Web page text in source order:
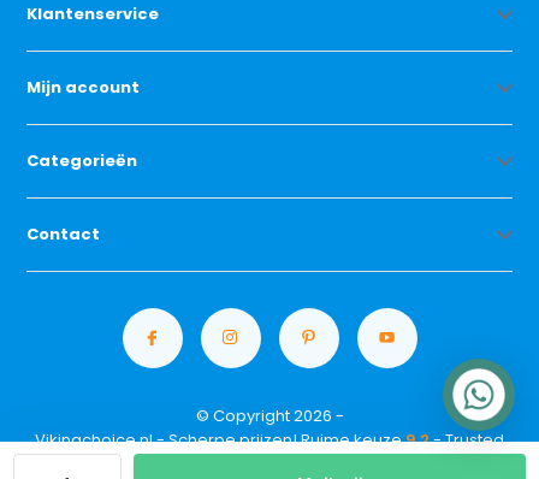
Klantenservice
Mijn account
Categorieën
Contact
© Copyright 2026 -
Vikingchoice.nl - Scherpe prijzen! Ruime keuze9.2- Trusted